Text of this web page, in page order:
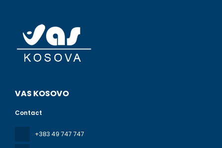
VAS KOSOVO
Contact
+383 49 747 747